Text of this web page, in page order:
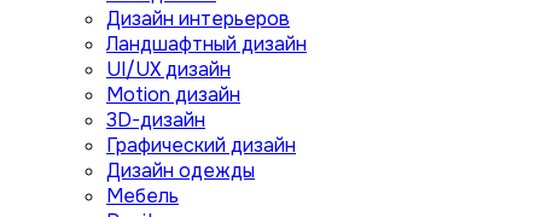
Дизайн интерьеров
Ландшафтный дизайн
UI/UX дизайн
Motion дизайн
3D-дизайн
Графический дизайн
Дизайн одежды
Мебель